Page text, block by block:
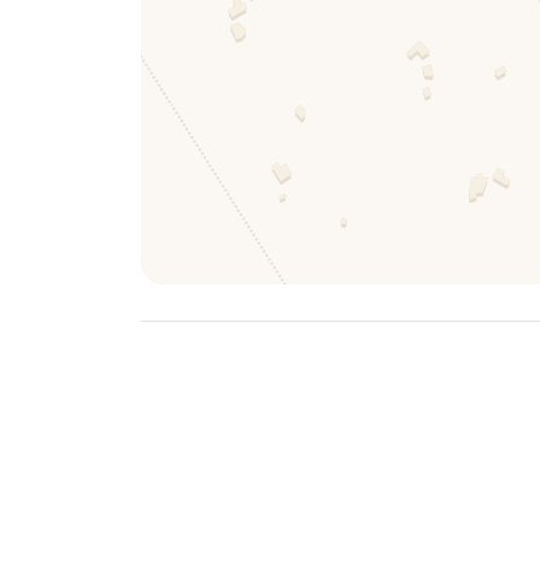
In der Nähe
Flughafen Brindisi: 48 km
Strand: 17 km
Restaurant: 4 km
Supermarkt: 4 km
Apotheke: 4km
Krankenhaus: 9 km
Bahnhof: 12 km
Tankstelle: 4 km